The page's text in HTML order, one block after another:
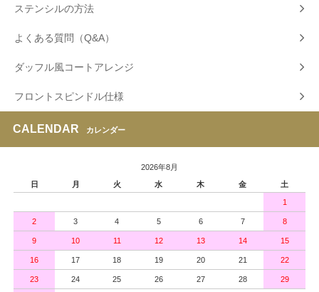
ステンシルの方法
よくある質問（Q&A）
ダッフル風コートアレンジ
フロントスピンドル仕様
CALENDAR カレンダー
2026年8月
日
月 火 水 木 金 土
1
2 3 4 5 6 7 8
9 10 11 12 13 14 15
16 17 18 19 20 21 22
23 24 25 26 27 28 29